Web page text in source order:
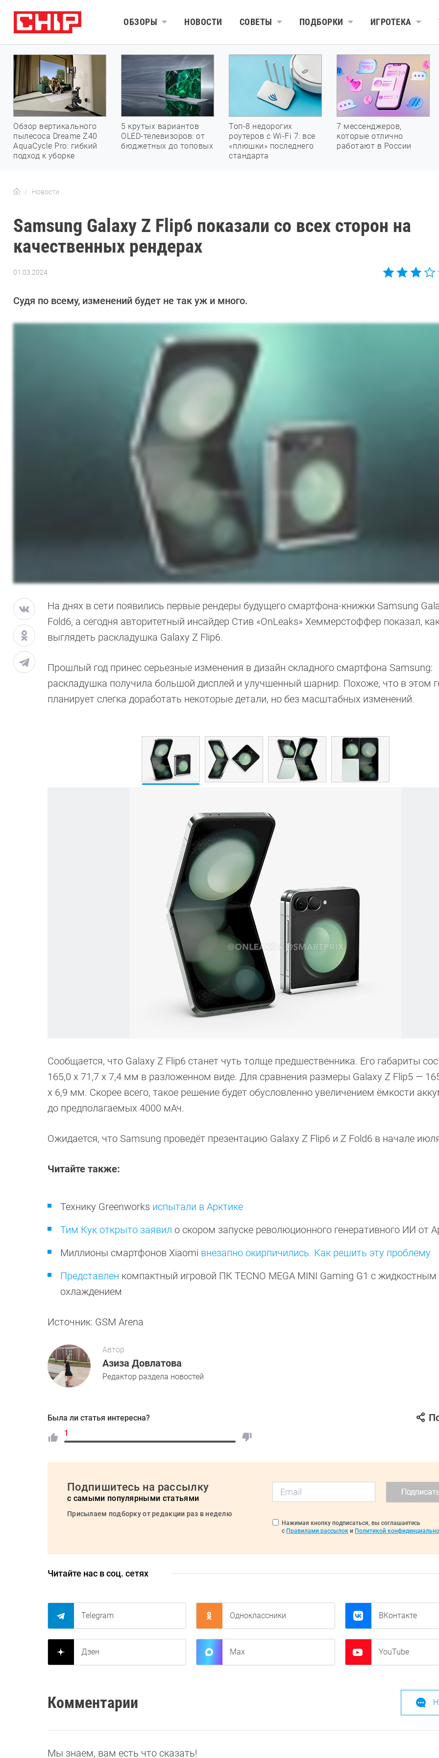
ОБЗОРЫ НОВОСТИ СОВЕТЫ ПОДБОРКИ ИГРОТЕКА
Обзор вертикального
пылесоса Dreame Z40
AquaCycle Pro: гибкий
подход к уборке
5 крутых вариантов
OLED-телевизоров: от
бюджетных до топовых
Топ-8 недорогих
роутеров с Wi-Fi 7: все
«плюшки» последнего
стандарта
7 мессенджеров,
которые отлично
работают в России
Новости
Samsung Galaxy Z Flip6 показали со всех сторон на
качественных рендерах
01.03.2024
Довлатова
Судя по всему, изменений будет не так уж и много.
На днях в сети появились первые рендеры будущего смартфона-книжки Samsung
Fold6, а сегодня авторитетный инсайдер Стив «OnLeaks» Хеммерстоффер показал,
выглядеть раскладушка Galaxy Z Flip6.
Прошлый год принес серьезные изменения в дизайн складного смартфона Samsung:
раскладушка получила большой дисплей и улучшенный шарнир. Похоже, что в этом
планирует слегка доработать некоторые детали, но без масштабных изменений.
Сообщается, что Galaxy Z Flip6 станет чуть толще предшественника. Его габариты
165,0 x 71,7 x 7,4 мм в разложенном виде. Для сравнения размеры Galaxy Z Flip5 —
x 6,9 мм. Скорее всего, такое решение будет обусловленно увеличением ёмкости
до предполагаемых 4000 мАч.
Ожидается, что Samsung проведёт презентацию Galaxy Z Flip6 и Z Fold6 в начале
Читайте также:
Технику Greenworks испытали в Арктике
Тим Кук открыто заявил о скором запуске революционного генеративного ИИ от
Миллионы смартфонов Xiaomi внезапно окирпичились. Как решить эту проблему
Представлен компактный игровой ПК TECNO MEGA MINI Gaming G1 с жидкостным
охлаждением
Источник: GSM Arena
Автор
Азиза Довлатова
Редактор раздела новостей
Была ли статья интересна?
1
Подпишитесь на рассылку
с самыми популярными статьями
Присылаем подборку от редакции раз в неделю
Нажимая кнопку подписаться, вы соглашаетесь
с Правилами рассылок и Политикой
Читайте нас в соц. сетях
Telegram Одноклассники ВКонтакте
Дзен Max YouTube
Комментарии
Мы знаем, вам есть что сказать!